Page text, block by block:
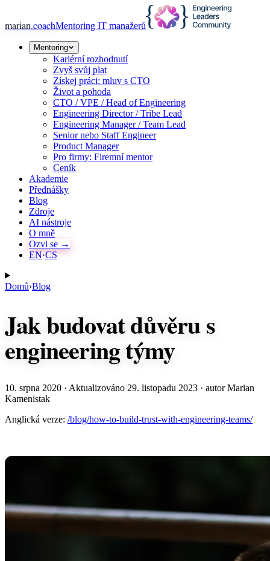
marian.coachMentoring IT manažerů
Mentoring
Kariérní rozhodnutí
Zvyš svůj plat
Získej práci: mluv s CTO
Život a pohoda
CTO / VPE / Head of Engineering
Engineering Director / Tribe Lead
Engineering Manager / Team Lead
Senior nebo Staff Engineer
Product Manager
Pro firmy: Firemní mentor
Ceník
Akademie
Přednášky
Blog
Zdroje
AI nástroje
O mně
Ozvi se →
EN·CS
Domů›Blog
Jak budovat důvěru s
engineering týmy
10. srpna 2020 · Aktualizováno 29. listopadu 2023 · autor Marian
Kamenistak
Anglická verze: /blog/how-to-build-trust-with-engineering-teams/